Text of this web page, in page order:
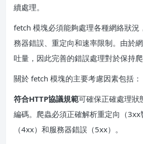
續處理。
fetch 模塊必須能夠處理各種網絡狀況
務器錯誤、重定向和速率限制。由於
吐量，因此完善的錯誤處理對於保持爬
關於 fetch 模塊的主要考慮因素包括：
符合HTTP協議規範可確保正確處理狀
編碼。爬蟲必須正確解析重定向（
（4xx）和服務器錯誤（5xx）。